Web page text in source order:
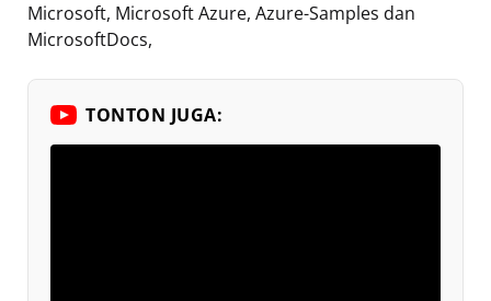
Microsoft, Microsoft Azure, Azure-Samples dan
MicrosoftDocs,
TONTON JUGA: